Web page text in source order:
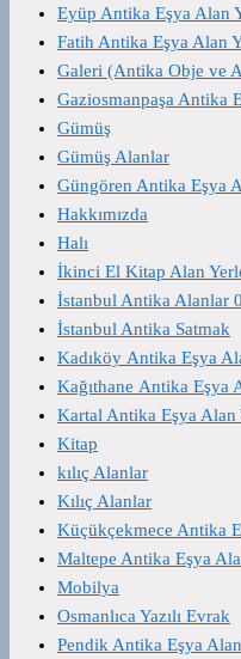
Eyüp Antika Eşya Alan
Fatih Antika Eşya Alan
Galeri (Antika Obje ve
Gaziosmanpaşa Antika
Gümüş
Gümüş Alanlar
Güngören Antika Eşya
Hakkımızda
Halı
İkinci El Kitap Alan
İstanbul Antika Alanlar
İstanbul Antika Satmak
Kadıköy Antika Eşya
Kağıthane Antika Eşya
Kartal Antika Eşya Alan
Kitap
kılıç Alanlar
Kılıç Alanlar
Küçükçekmece Antika
Maltepe Antika Eşya
Mobilya
Osmanlıca Yazılı Evrak
Pendik Antika Eşya